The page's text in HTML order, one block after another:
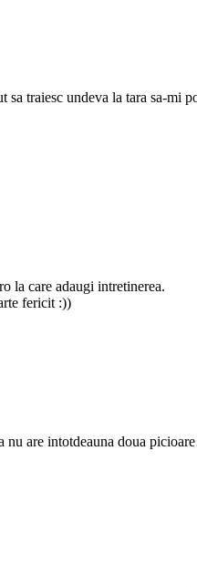
traiesc undeva la tara sa-mi
la care adaugi intretinerea.
fericit :))
nu are intotdeauna doua